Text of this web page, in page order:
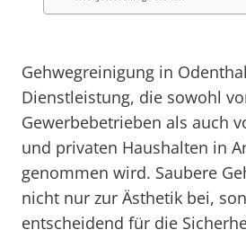
Gehwegreinigung in
Dienstleistung, die sowohl
Gewerbebetrieben als auch
und privaten Haushalten in
genommen wird. Saubere
nicht nur zur Ästhetik bei,
entscheidend für die